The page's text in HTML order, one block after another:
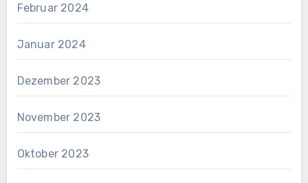
Februar 2024
Januar 2024
Dezember 2023
November 2023
Oktober 2023